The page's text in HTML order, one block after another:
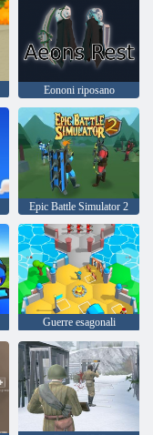
Eononi riposano
Epic Battle Simulator 2
Guerre esagonali